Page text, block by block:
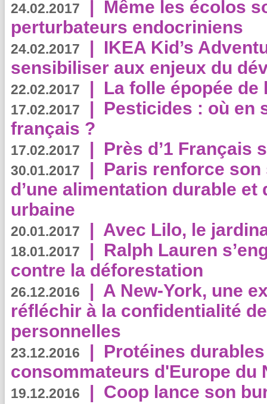
24.02.2017 | Même les écolos
perturbateurs endocriniens
24.02.2017 | IKEA Kid’s
sensibiliser aux enjeux du
22.02.2017 | La folle épopée de
17.02.2017 | Pesticides : où en
français ?
17.02.2017 | Près d’1 Français
30.01.2017 | Paris renforce
d’une alimentation durable et
urbaine
20.01.2017 | Avec Lilo, le
18.01.2017 | Ralph Lauren
contre la déforestation
26.12.2016 | A New-York, une
réfléchir à la confidentialité
personnelles
23.12.2016 | Protéines
consommateurs d'Europe du
19.12.2016 | Coop lance son